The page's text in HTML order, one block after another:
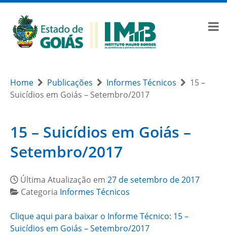
Home Publicações Informes Técnicos
15 –
Suicídios em Goiás – Setembro/2017
15 – Suicídios em Goiás –
Setembro/2017
Última Atualização em 27 de setembro de 2017
Categoria Informes Técnicos
Clique aqui para baixar o Informe Técnico: 15 –
Suicídios em Goiás – Setembro/2017